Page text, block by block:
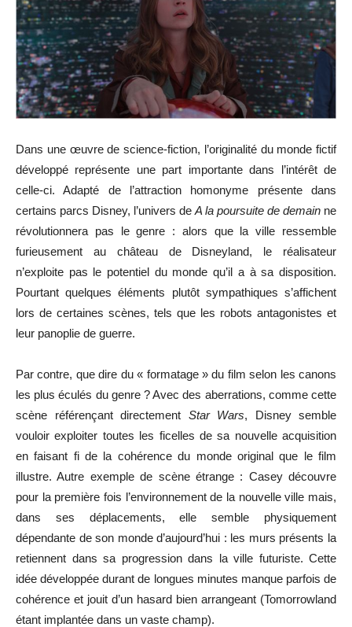
Dans une œuvre de science-fiction, l’originalité du monde fictif
développé représente une part importante dans l’intérêt de
celle-ci. Adapté de l’attraction homonyme présente dans
certains parcs Disney, l’univers de A la poursuite de demain ne
révolutionnera pas le genre : alors que la ville ressemble
furieusement au château de Disneyland, le réalisateur
n’exploite pas le potentiel du monde qu’il a à sa disposition.
Pourtant quelques éléments plutôt sympathiques s’affichent
lors de certaines scènes, tels que les robots antagonistes et
leur panoplie de guerre.
Par contre, que dire du « formatage » du film selon les canons
les plus éculés du genre ? Avec des aberrations, comme cette
scène référençant directement Star Wars, Disney semble
vouloir exploiter toutes les ficelles de sa nouvelle acquisition
en faisant fi de la cohérence du monde original que le film
illustre. Autre exemple de scène étrange : Casey découvre
pour la première fois l’environnement de la nouvelle ville mais,
dans ses déplacements, elle semble physiquement
dépendante de son monde d’aujourd’hui : les murs présents la
retiennent dans sa progression dans la ville futuriste. Cette
idée développée durant de longues minutes manque parfois de
cohérence et jouit d’un hasard bien arrangeant (Tomorrowland
étant implantée dans un vaste champ).